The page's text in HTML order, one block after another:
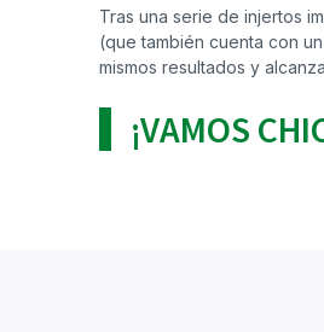
Tras una serie de injertos
(que también cuenta con
mismos resultados y
¡VAMOS